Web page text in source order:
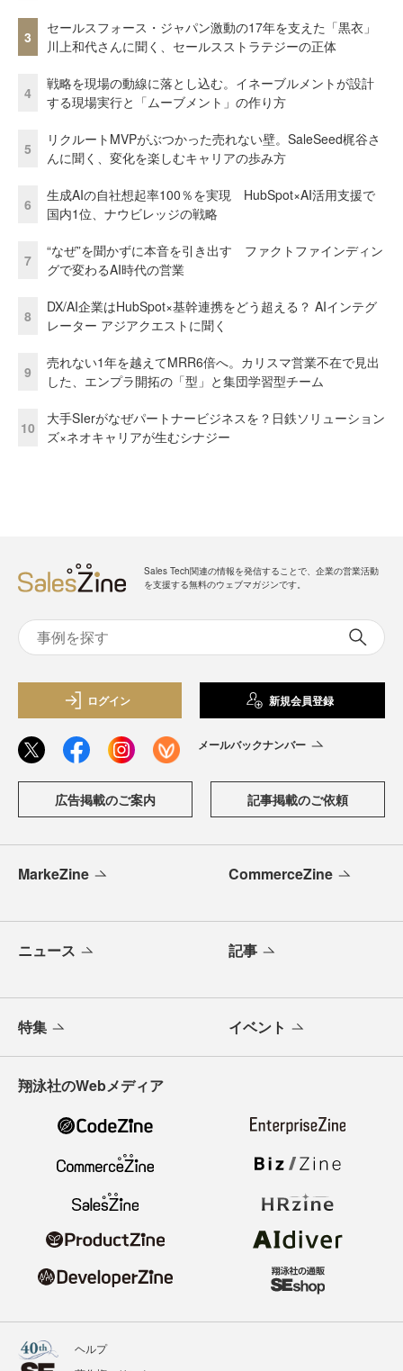
3
セールスフォース・ジャパン激動の17年を支えた「黒衣」
川上和代さんに聞く、セールスストラテジーの正体
4
戦略を現場の動線に落とし込む。イネーブルメントが設計
する現場実行と「ムーブメント」の作り方
5
リクルートMVPがぶつかった売れない壁。SaleSeed梶谷さ
んに聞く、変化を楽しむキャリアの歩み方
6
生成AIの自社想起率100％を実現 HubSpot×AI活用支援で
国内1位、ナウビレッジの戦略
7
“なぜ”を聞かずに本音を引き出す ファクトファインディン
グで変わるAI時代の営業
8
DX/AI企業はHubSpot×基幹連携をどう超える？ AIインテグ
レーター アジアクエストに聞く
9
売れない1年を越えてMRR6倍へ。カリスマ営業不在で見出
した、エンプラ開拓の「型」と集団学習型チーム
10
大手SIerがなぜパートナービジネスを？日鉄ソリューション
ズ×ネオキャリアが生むシナジー
Sales Tech関連の情報を発信することで、企業の営業活動
を支援する無料のウェブマガジンです。
ログイン 新規会員登録
メールバックナンバー
広告掲載のご案内 記事掲載のご依頼
MarkeZine CommerceZine
ニュース 記事
特集 イベント
翔泳社のWebメディア
ヘルプ